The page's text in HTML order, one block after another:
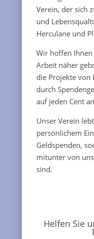
Verein, der sich
und
Herculane und
Wir hoffen Ihnen
Arbeit näher
die Projekte von
durch
auf jeden Cent
Unser Verein
persönlichem
Geldspenden,
mitunter von
sind.
Helfen Sie